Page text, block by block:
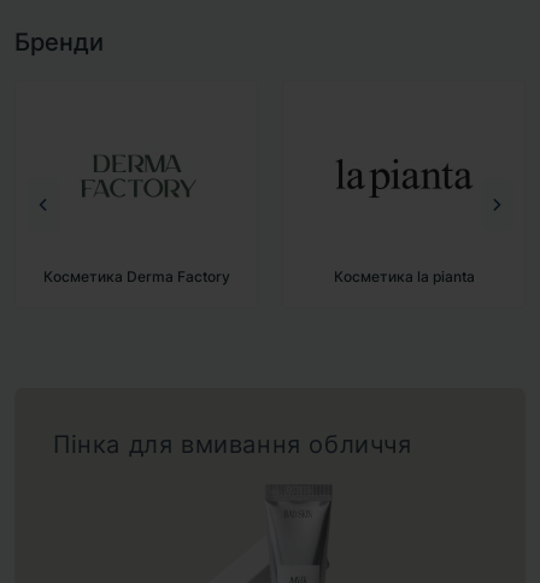
Бренди
Косметика Derma Factory Косметика la pianta
Пінка для вмивання обличчя